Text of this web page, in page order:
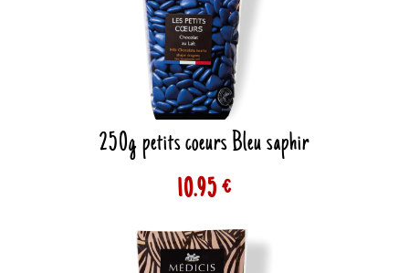
250g petits coeurs Bleu saphir
10.95 €